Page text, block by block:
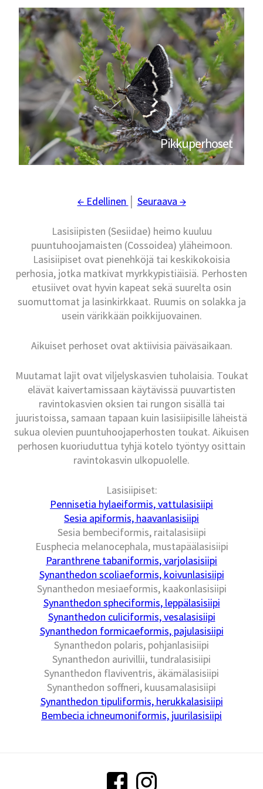
Pikkuperhoset
← Edellinen Seuraava →
Lasisiipisten (Sesiidae) heimo kuuluu
puuntuhoojamaisten (Cossoidea) yläheimoon.
Lasisiipiset ovat pienehköjä tai keskikokoisia
perhosia, jotka matkivat myrkkypistiäisiä. Perhosten
etusiivet ovat hyvin kapeat sekä suurelta osin
suomuttomat ja lasinkirkkaat. Ruumis on solakka ja
usein värikkään poikkijuovainen.
Aikuiset perhoset ovat aktiivisia päiväsaikaan.
Muutamat lajit ovat viljelyskasvien tuholaisia. Toukat
elävät kaivertamissaan käytävissä puuvartisten
ravintokasvien oksien tai rungon sisällä tai
juuristoissa, samaan tapaan kuin lasisiipisille läheistä
sukua olevien puuntuhoojaperhosten toukat. Aikuisen
perhosen kuoriuduttua tyhjä kotelo työntyy osittain
ravintokasvin ulkopuolelle.
Lasisiipiset:
Pennisetia hylaeiformis, vattulasisiipi
Sesia apiformis, haavanlasisiipi
Sesia bembeciformis, raitalasisiipi
Eusphecia melanocephala, mustapäälasisiipi
Paranthrene tabaniformis, varjolasisiipi
Synanthedon scoliaeformis, koivunlasisiipi
Synanthedon mesiaeformis, kaakonlasisiipi
Synanthedon spheciformis, leppälasisiipi
Synanthedon culiciformis, vesalasisiipi
Synanthedon formicaeformis, pajulasisiipi
Synanthedon polaris, pohjanlasisiipi
Synanthedon aurivillii, tundralasisiipi
Synanthedon flaviventris, äkämälasisiipi
Synanthedon soffneri, kuusamalasisiipi
Synanthedon tipuliformis, herukkalasisiipi
Bembecia ichneumoniformis, juurilasisiipi